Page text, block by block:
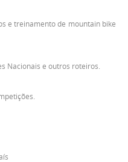
e treinamento de mountain bike
Nacionais e outros roteiros.